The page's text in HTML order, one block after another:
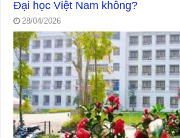
Đại học Việt Nam không?
28/04/2026